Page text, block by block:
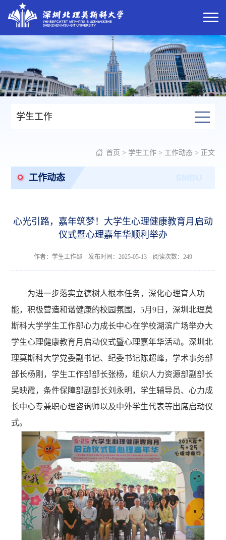
学生工作
首页 > 学生工作> 工作动态> 正文
工作动态
心光引路，嘉年筑梦！大学生心理健康教育月启动
仪式暨心理嘉年华顺利举办
作者：学生工作部 发布时间：2025-05-13 阅读次数： 249
为进一步落实立德树人根本任务，深化心理育人功
能，积极营造和谐健康的校园氛围， 5月9日，深圳北理莫
斯科大学学生工作部心力成长中心在学校湖滨广场举办大
学生心理健康教育月启动仪式暨心理嘉年华活动。深圳北
理莫斯科大学党委副书记、纪委书记陈超峰，学术事务部
部长杨刚，学生工作部部长张杨，组织人力资源部副部长
吴映霞，条件保障部副部长刘永明，学生辅导员、心力成
长中心专兼职心理咨询师以及中外学生代表等出席启动仪
式。